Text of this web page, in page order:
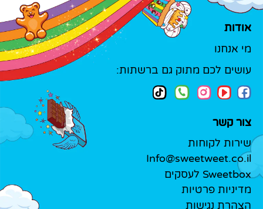
אודות
מי אנחנו
עושים לכם מתוק גם ברשתות:
צור קשר
שירות לקוחות
Info@sweetweet.co.il
Sweetbox לעסקים
מדיניות פרטיות
הצהרת נגישות